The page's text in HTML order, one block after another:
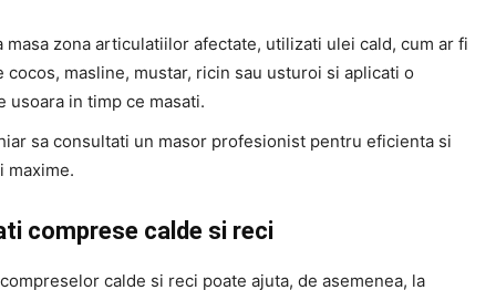
masa zona articulatiilor afectate, utilizati ulei cald, cum ar fi
cocos, masline, mustar, ricin sau usturoi si aplicati o
usoara in timp ce masati.
sa consultati un masor profesionist pentru eficienta si
maxime.
comprese calde si reci
calde si reci poate ajuta, de asemenea, la